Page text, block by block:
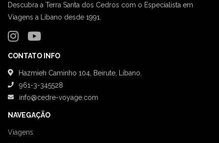
Descubra a Terra Santa dos Cedros com o Especialista em
Viagens a Líbano desde 1991.
CONTATO INFO
Hazmieh Caminho 104, Beirute, Líbano.
961-3-345528
info@cedre-voyage.com
NAVEGAÇÃO
Viagens